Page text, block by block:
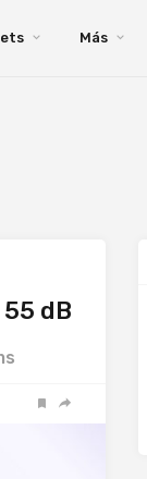
Más
dB